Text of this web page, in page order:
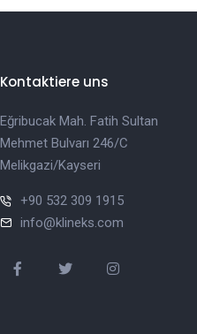
Kontaktiere uns
Eğribucak Mah. Fatih Sultan
Mehmet Bulvarı 246/C
Melikgazi/Kayseri
+90 532 309 1915
info@klineks.com